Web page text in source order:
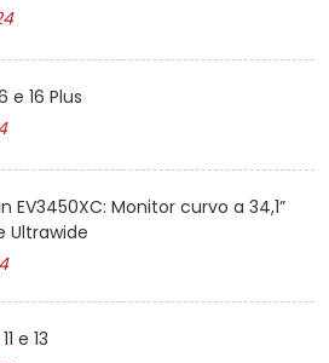
e 16 Plus
EV3450XC: Monitor curvo a 34,1”
Ultrawide
e 13